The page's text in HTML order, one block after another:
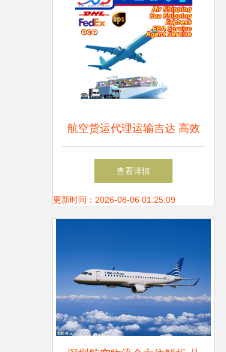
航空货运代理运输吉达 高效
仓储服务全解析
查看详情
更新时间：2026-08-06 01:25:09